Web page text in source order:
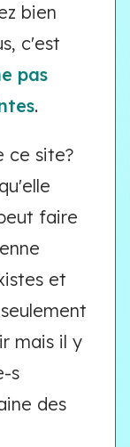
bien
c'est
pas
.
ce site?
faire
et
mais il y
s
des